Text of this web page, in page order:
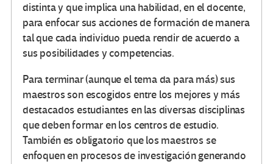
distinta y que implica una habilidad, en el docente,
para enfocar sus acciones de formación de manera
tal que cada individuo pueda rendir de acuerdo a
sus posibilidades y competencias.
Para terminar (aunque el tema da para más) sus
maestros son escogidos entre los mejores y más
destacados estudiantes en las diversas disciplinas
que deben formar en los centros de estudio.
También es obligatorio que los maestros se
enfoquen en procesos de investigación generando